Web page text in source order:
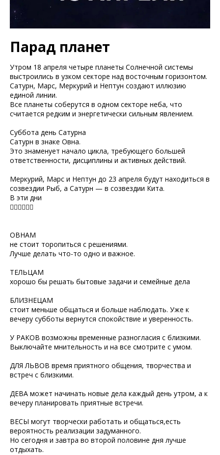
Парад планет
Утром 18 апреля четыре планеты Солнечной системы
выстроились в узком секторе над восточным горизонтом.
Сатурн, Марс, Меркурий и Нептун создают иллюзию
единой линии.
Все планеты соберутся в одном секторе неба, что
считается редким и энергетически сильным явлением.
Суббота день Сатурна
Сатурн в знаке Овна.
Это знаменует начало цикла, требующего большей
ответственности, дисциплины и активных действий.
Меркурий, Марс и Нептун до 23 апреля будут находиться в
созвездии Рыб, а Сатурн — в созвездии Кита.
В эти дни
👇🏼👇🏼👇🏼
ОВНАМ
не стоит торопиться с решениями.
Лучше делать что-то одно и важное.
ТЕЛЬЦАМ
хорошо бы решать бытовые задачи и семейные дела
БЛИЗНЕЦАМ
стоит меньше общаться и больше наблюдать. Уже к
вечеру субботы вернутся спокойствие и уверенность.
У РАКОВ возможны временные разногласия с близкими.
Выключайте мнительность и на все смотрите с умом.
ДЛЯ ЛЬВОВ время приятного общения, творчества и
встреч с близкими.
ДЕВА может начинать новые дела каждый день утром, а к
вечеру планировать приятные встречи.
ВЕСЫ могут творчески работать и общаться,есть
вероятность реализации задуманного.
Но сегодня и завтра во второй половине дня лучше
отдыхать.